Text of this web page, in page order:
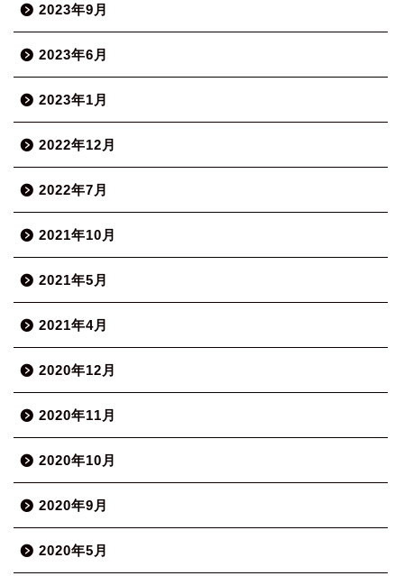
2023年9月
2023年6月
2023年1月
2022年12月
2022年7月
2021年10月
2021年5月
2021年4月
2020年12月
2020年11月
2020年10月
2020年9月
2020年5月